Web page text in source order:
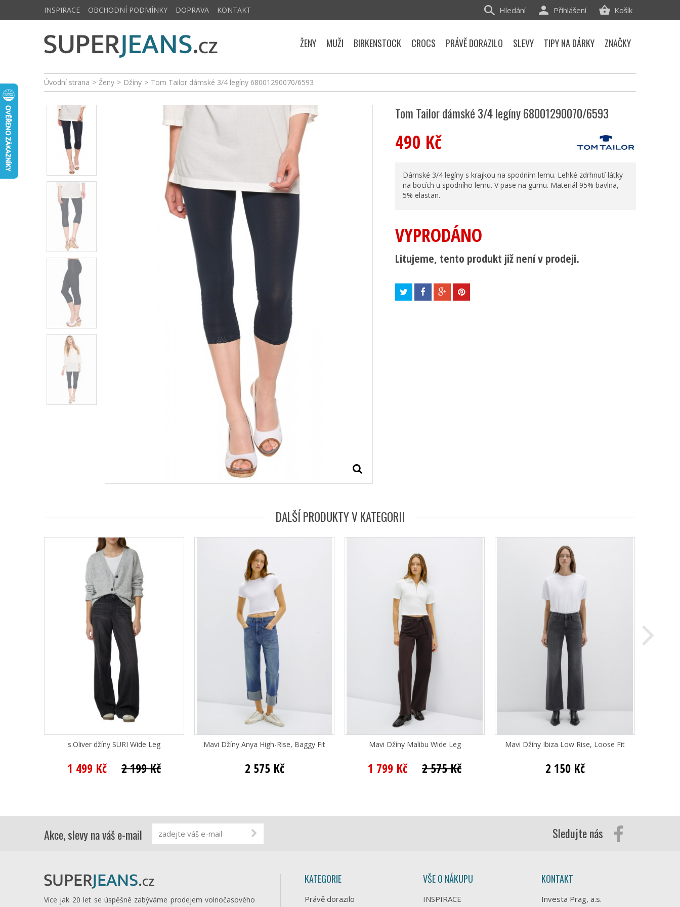
Úvodní strana > Ženy > Džíny > Tom Tailor dámské 3/4 legíny 68001290070/6593
Tom Tailor dámské 3/4 legíny 68001290070/6593
490 Kč
Dámské 3/4 legíny s krajkou na spodním lemu. Lehké zdrhnutí látky
na bocích u spodního lemu. V pase na gumu. Materiál 95% bavlna,
5% elastan.
VYPRODÁNO
Litujeme, tento produkt již není v prodeji.
DALŠÍ PRODUKTY V KATEGORII
s.Oliver džíny SURI Wide Leg
1 499 Kč 2 199 Kč
Mavi Džíny Anya High-Rise, Baggy Fit
2 575 Kč
Mavi Džíny Malibu Wide Leg
1 799 Kč 2 575 Kč
Mavi Džíny Ibiza Low Rise, Loose Fit
2 150 Kč
INSPIRACE OBCHODNÍ PODMÍNKY DOPRAVA KONTAKT Košík
Přihlášení
Hledání
ŽENY MUŽI BIRKENSTOCK CROCS PRÁVĚ DORAZILO SLEVY TIPY NA DÁRKY ZNAČKY
Akce, slevy na váš e-mail Sledujte nás
Více jak 20 let se úspěšně zabýváme prodejem volnočasového
KATEGORIE
Právě dorazilo
VŠE O NÁKUPU
INSPIRACE
KONTAKT
Investa Prag, a.s.